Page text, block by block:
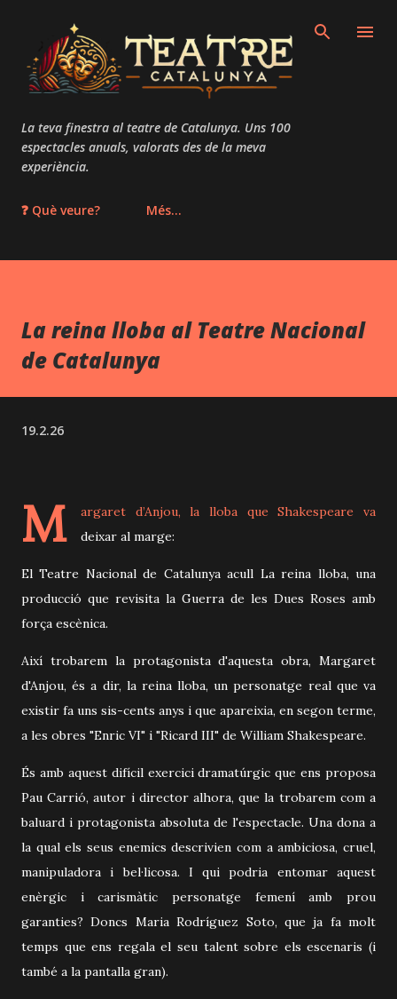
La teva finestra al teatre de Catalunya. Uns 100
espectacles anuals, valorats des de la meva
experiència.
❓ Què veure? Més…
La reina lloba al Teatre Nacional
de Catalunya
19.2.26
M
argaret d’Anjou, la lloba que Shakespeare va
deixar al marge:
El Teatre Nacional de Catalunya acull La reina lloba, una
producció que revisita la Guerra de les Dues Roses amb
força escènica.
Així trobarem la protagonista d'aquesta obra, Margaret
d'Anjou, és a dir, la reina lloba, un personatge real que va
existir fa uns sis-cents anys i que apareixia, en segon terme,
a les obres "Enric VI" i "Ricard III" de William Shakespeare.
És amb aquest difícil exercici dramatúrgic que ens proposa
Pau Carrió, autor i director alhora, que la trobarem com a
baluard i protagonista absoluta de l'espectacle. Una dona a
la qual els seus enemics descrivien com a ambiciosa, cruel,
manipuladora i bel·licosa. I qui podria entomar aquest
enèrgic i carismàtic personatge femení amb prou
garanties? Doncs Maria Rodríguez Soto, que ja fa molt
temps que ens regala el seu talent sobre els escenaris (i
també a la pantalla gran).